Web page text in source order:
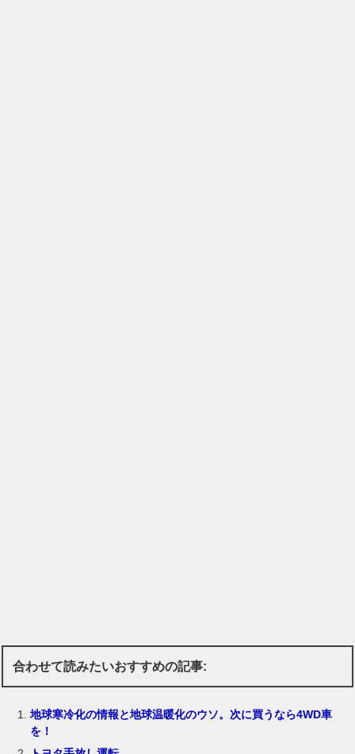
合わせて読みたいおすすめの記事:
地球寒冷化の情報と地球温暖化のウソ。次に買うなら4WD車
を！